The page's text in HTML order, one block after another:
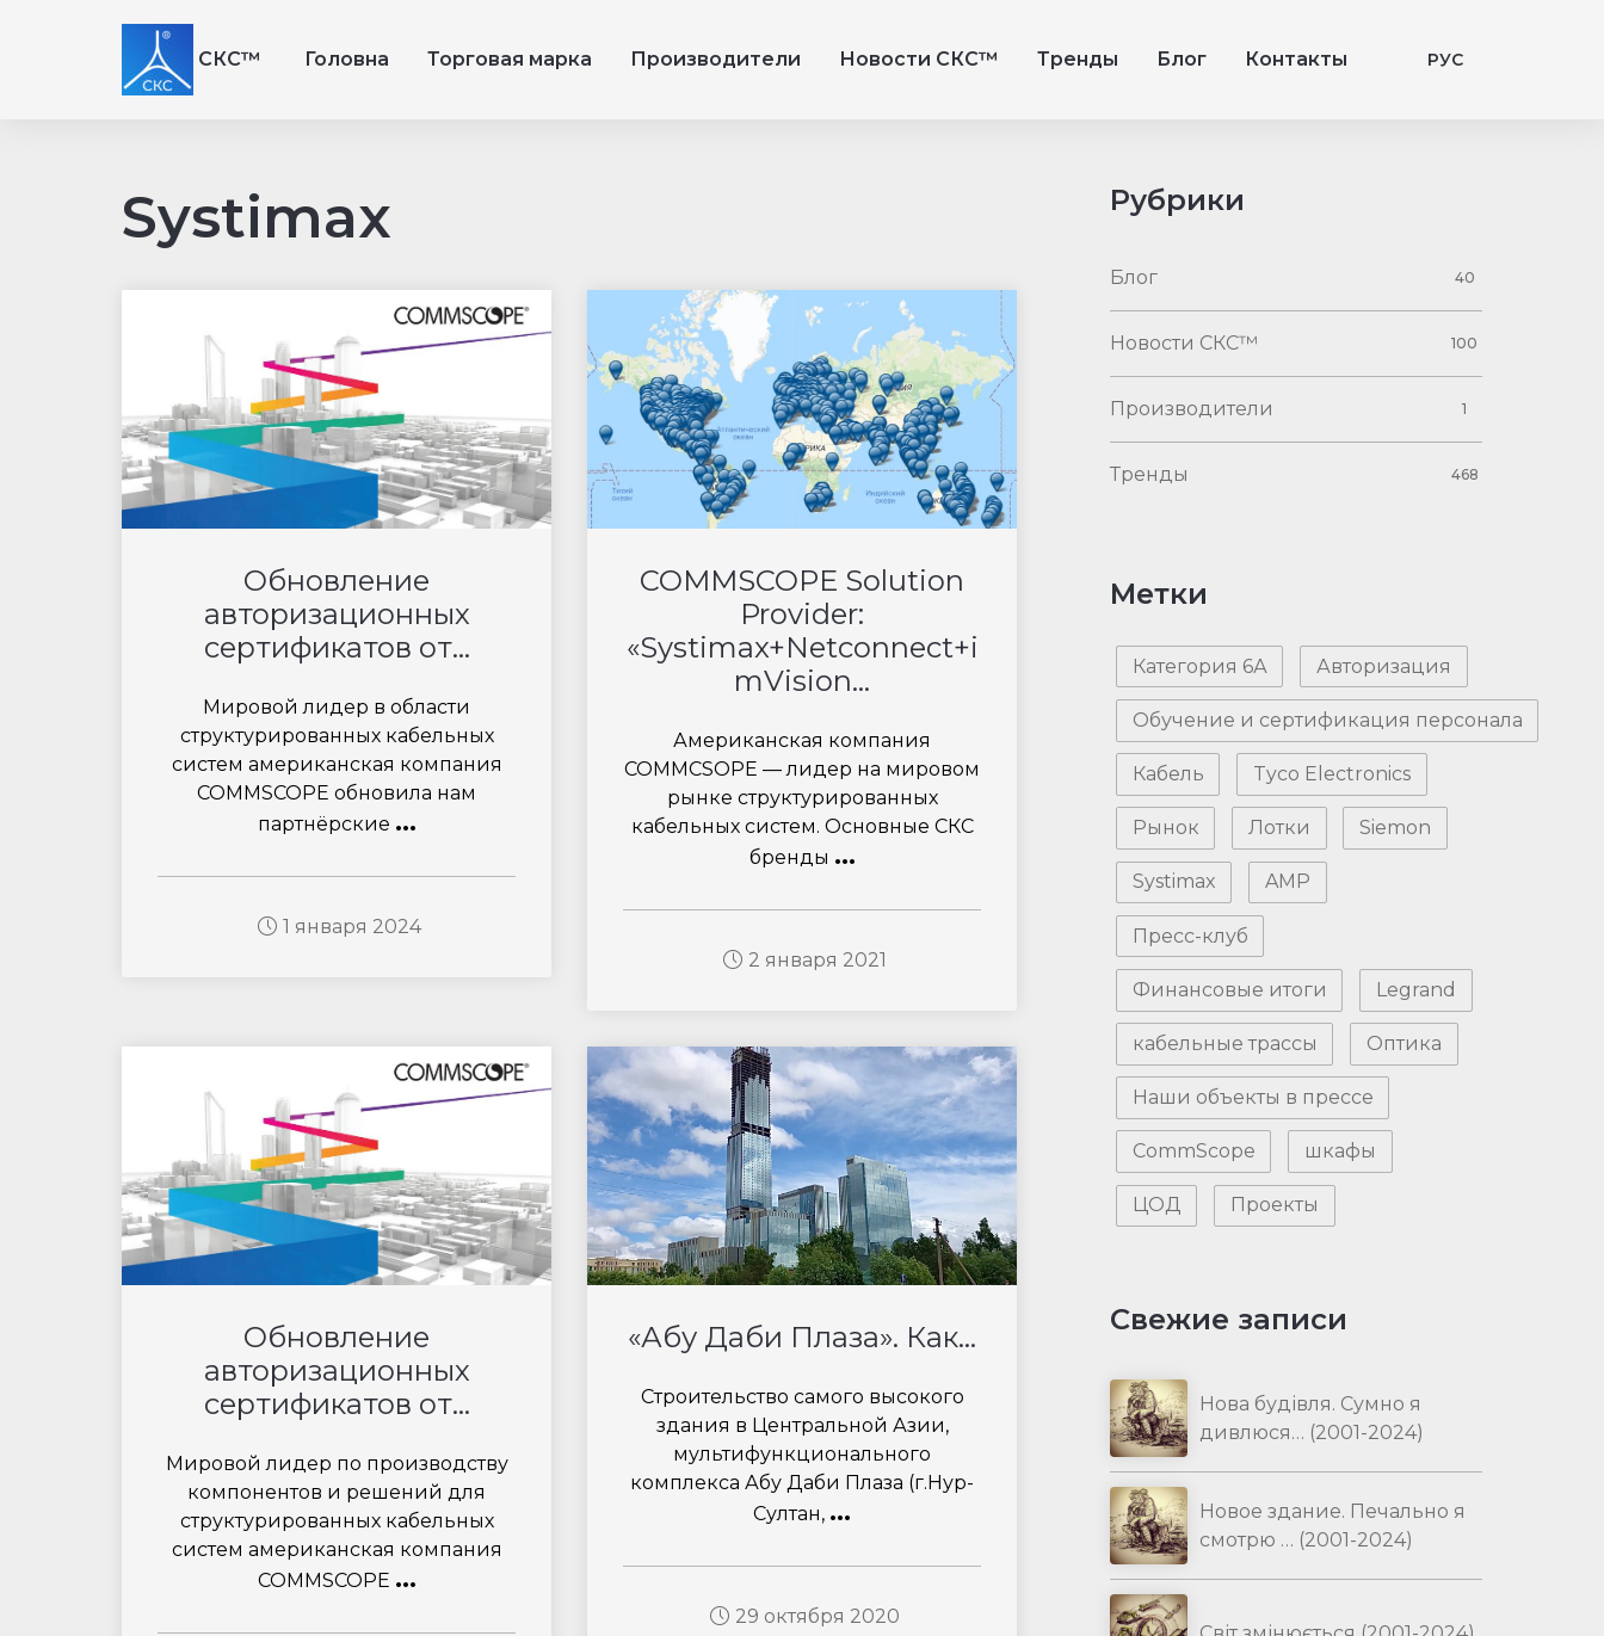
СКС™ Головна Торговая марка Производители Новости СКС™ Тренды Блог Контакты РУС
Systimax
Обновление
авторизационных
сертификатов от...
Мировой лидер в области
структурированных кабельных
систем американская компания
COMMSCOPE обновила нам
партнёрские ...
1 января 2024
COMMSCOPE Solution
Provider:
«Systimax+Netconnect+i
mVision...
Американская компания
COMMCSOPE — лидер на мировом
рынке структурированных
кабельных систем. Основные СКС
бренды ...
2 января 2021
Обновление
авторизационных
сертификатов от...
Мировой лидер по производству
компонентов и решений для
структурированных кабельных
систем американская компания
COMMSCOPE ...
«Абу Даби Плаза». Как...
Строительство самого высокого
здания в Центральной Азии,
мультифункционального
комплекса Абу Даби Плаза (г.Нур-
Султан, ...
29 октября 2020
Рубрики
Блог 40
Новости СКС™ 100
Производители 1
Тренды 468
Метки
Категория 6А Авторизация
Обучение и сертификация персонала
Кабель Tyco Electronics
Рынок Лотки Siemon
Systimax AMP
Пресс-клуб
Финансовые итоги Legrand
кабельные трассы Оптика
Наши объекты в прессе
CommScope шкафы
ЦОД Проекты
Свежие записи
Нова будівля. Сумно я
дивлюся… (2001-2024)
Новое здание. Печально я
смотрю … (2001-2024)